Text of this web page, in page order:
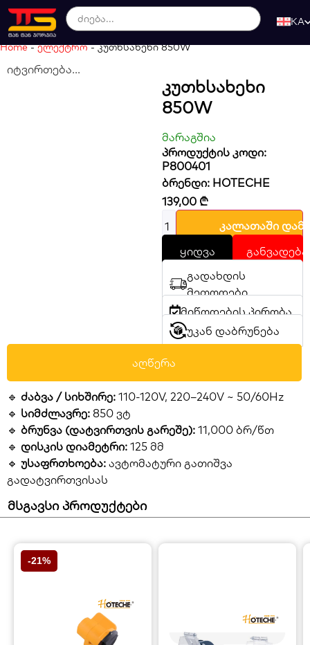
KA
Home-ელექტრო-კუთხსახეხი 850W
იტვირთება...
Კუთხსახეხი
850W
მარაგშია
პროდუქტის კოდი:
P800401
ბრენდი: HOTECHE
139,00 ₾
კალათაში
ყიდვა
განვადება
გადახდის
მეთოდები
მიწოდების პირობა
უკან დაბრუნება
აღწერა
🔹 ძაბვა / სიხშირე: 110-120V, 220–240V ~ 50/60Hz
🔹 სიმძლავრე: 850 ვტ
🔹 ბრუნვა (დატვირთვის გარეშე): 11,000 ბრ/წთ
🔹 დისკის დიამეტრი: 125 მმ
🔹 უსაფრთხოება: ავტომატური გათიშვა
გადატვირთვისას
მსგავსი პროდუქტები
-21%